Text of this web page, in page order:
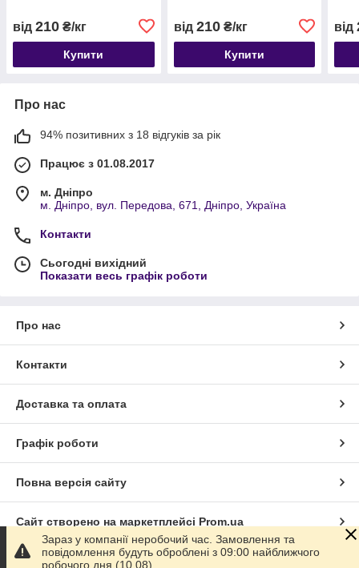
від 210 ₴/кг
Купити
від 210₴/кг
Купити
від
Про нас
94% позитивних з 18 відгуків за рік
Працює з 01.08.2017
м. Дніпро
м. Дніпро, вул. Передова, 671, Дніпро, Україна
Контакти
Сьогодні вихідний
Показати весь графік роботи
Про нас
Контакти
Доставка та оплата
Графік роботи
Повна версія сайту
Сайт створено на маркетплейсі Prom.ua
Політика конфіденційності
Зараз у компанії неробочий час. Замовлення та
повідомлення будуть оброблені з 09:00 найближчого
робочого дня (10.08).